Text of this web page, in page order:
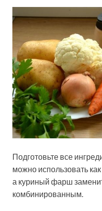
Подготовьте все
можно использовать
а куриный фарш
комбинированным.